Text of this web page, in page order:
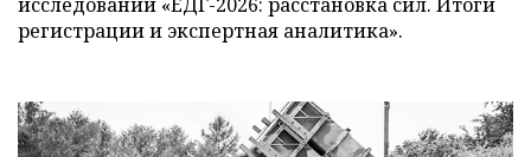
регистрации и экспертная аналитика».